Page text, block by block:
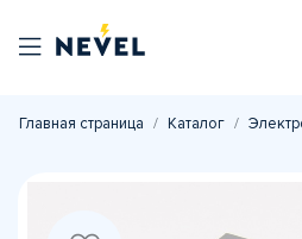
Главная страница Каталог